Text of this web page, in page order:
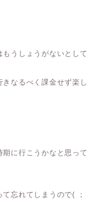
うしょうがないとして
なるべく課金せず楽し
に行こうかなと思って
忘れてしまうので( ；